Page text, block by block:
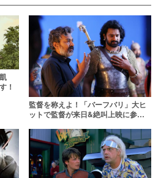
！
監督を称えよ！「バーフバリ」大ヒ
ットで監督が来日&絶叫上映に参加